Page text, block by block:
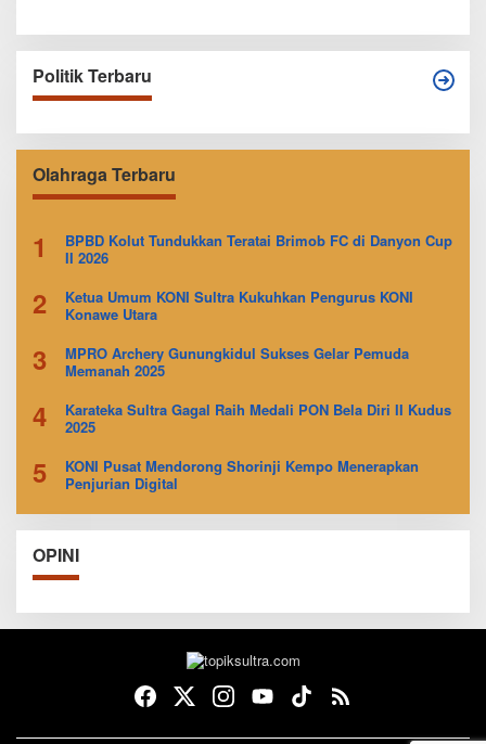
Politik Terbaru
Olahraga Terbaru
1
BPBD Kolut Tundukkan Teratai Brimob FC di Danyon Cup
II 2026
2
Ketua Umum KONI Sultra Kukuhkan Pengurus KONI
Konawe Utara
3
MPRO Archery Gunungkidul Sukses Gelar Pemuda
Memanah 2025
4
Karateka Sultra Gagal Raih Medali PON Bela Diri II Kudus
2025
5
KONI Pusat Mendorong Shorinji Kempo Menerapkan
Penjurian Digital
OPINI